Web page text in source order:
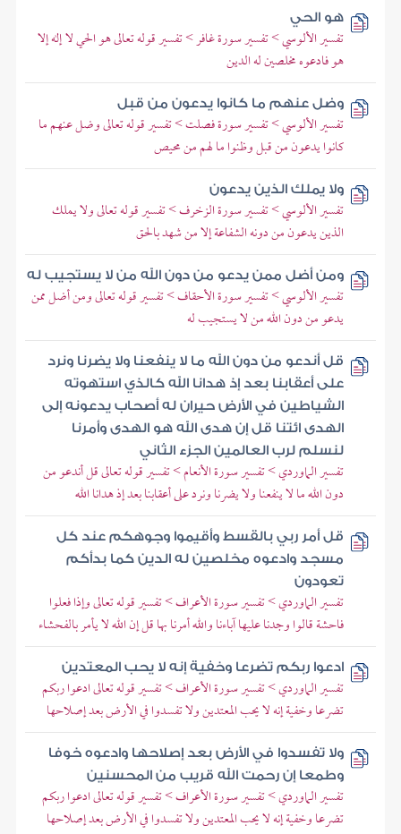
هو الحي
تفسير الألوسي > تفسير سورة غافر > تفسير قوله تعالى هو الحي لا إله إلا
هو فادعوه مخلصين له الدين
وضل عنهم ما كانوا يدعون من قبل
تفسير الألوسي > تفسير سورة فصلت > تفسير قوله تعالى وضل عنهم ما
كانوا يدعون من قبل وظنوا ما لهم من محيص
ولا يملك الذين يدعون
تفسير الألوسي > تفسير سورة الزخرف > تفسير قوله تعالى ولا يملك
الذين يدعون من دونه الشفاعة إلا من شهد بالحق
ومن أضل ممن يدعو من دون الله من لا يستجيب له
تفسير الألوسي > تفسير سورة الأحقاف > تفسير قوله تعالى ومن أضل ممن
يدعو من دون الله من لا يستجيب له
قل أندعو من دون الله ما لا ينفعنا ولا يضرنا ونرد
على أعقابنا بعد إذ هدانا الله كالذي استهوته
الشياطين في الأرض حيران له أصحاب يدعونه إلى
الهدى ائتنا قل إن هدى الله هو الهدى وأمرنا
لنسلم لرب العالمين الجزء الثاني
تفسير الماوردي > تفسير سورة الأنعام > تفسير قوله تعالى قل أندعو من
دون الله ما لا ينفعنا ولا يضرنا ونرد على أعقابنا بعد إذ هدانا الله
قل أمر ربي بالقسط وأقيموا وجوهكم عند كل
مسجد وادعوه مخلصين له الدين كما بدأكم
تعودون
تفسير الماوردي > تفسير سورة الأعراف > تفسير قوله تعالى وإذا فعلوا
فاحشة قالوا وجدنا عليها آباءنا والله أمرنا بها قل إن الله لا يأمر بالفحشاء
ادعوا ربكم تضرعا وخفية إنه لا يحب المعتدين
تفسير الماوردي > تفسير سورة الأعراف > تفسير قوله تعالى ادعوا ربكم
تضرعا وخفية إنه لا يحب المعتدين ولا تفسدوا في الأرض بعد إصلاحها
ولا تفسدوا في الأرض بعد إصلاحها وادعوه خوفا
وطمعا إن رحمت الله قريب من المحسنين
تفسير الماوردي > تفسير سورة الأعراف > تفسير قوله تعالى ادعوا ربكم
تضرعا وخفية إنه لا يحب المعتدين ولا تفسدوا في الأرض بعد إصلاحها